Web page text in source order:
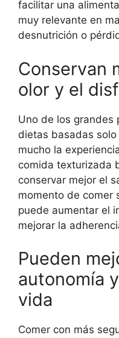
facilitar una
muy relevante en
desnutrición o
Conservan
olor y el
Uno de los grandes
dietas basadas
mucho la
comida texturizada
conservar mejor el
momento de comer
puede aumentar el
mejorar la
Pueden
autonomía
vida
Comer con más